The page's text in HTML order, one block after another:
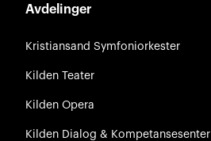
Avdelinger
Kristiansand Symfoniorkester
Kilden Teater
Kilden Opera
Kilden Dialog & Kompetansesenter